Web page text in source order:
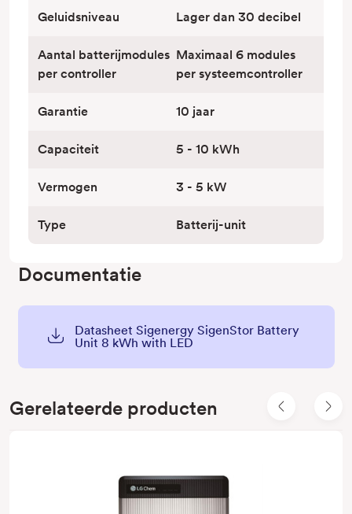
Geluidsniveau Lager dan 30 decibel
Aantal batterijmodules
per controller
Maximaal 6 modules
per systeemcontroller
Garantie 10 jaar
Capaciteit 5 - 10 kWh
Vermogen 3 - 5 kW
Type Batterij-unit
Documentatie
Datasheet Sigenergy SigenStor Battery
Unit 8 kWh with LED
Gerelateerde producten